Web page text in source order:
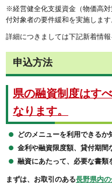
※経営健全化支援資金（物価高
付対象者の要件緩和を実施します
詳細につきましては下記新着情報
申込方法
県の融資制度はす
なります。
どのメニューを利用できるか
金利や融資限度額、貸付期間
融資にあたって、必要な書
まずは、お取引のある長野県内